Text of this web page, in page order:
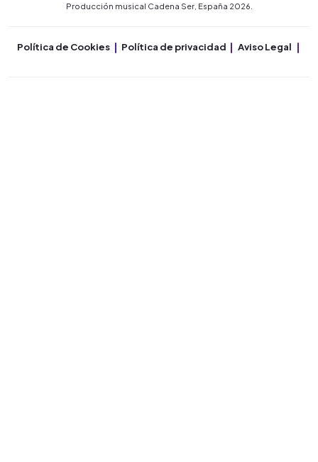
Producción musical Cadena Ser, España 2026.
Política de Cookies Política de privacidad Aviso Legal